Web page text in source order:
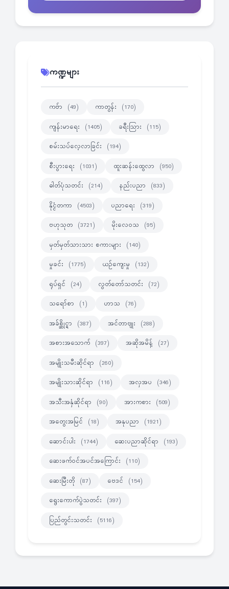
ကဏ္ဍများ
ကဗ်ာ (49) ကာတွန်း (170)
ကျန်းမာရေး (1405) ခရီးသြား (115)
စမ်းသပ်လေ့လာခြင်း (194)
စီးပွားရေး (1031) ထူးဆန်းထွေလာ (950)
ဓါတ်ပုံသတင်း (214) နည်းပညာ (833)
နိုင္ငံတကာ (4503) ပညာရေး (319)
ဗဟုသုတ (3721) မိုးလေဝသ (95)
မှတ်မှတ်သားသား စကားများ (140)
မှုခင်း (1775) ယဉ်ကျေးမှု (132)
ရုပ်ရှင် (24) လွတ်တော်သတင်း (72)
သရော်စာ (1) ဟာသ (76)
အခ်စ္ဆိုင္ရာ (387) အင်တာဗျုး (288)
အစားအသောက် (397) အဆိုအမိန့် (27)
အမျိုးသမီးဆိုင်ရာ (260)
အမျိုးသားဆိုင်ရာ (116) အလှအပ (346)
အသီးအနှံဆိုင်ရာ (90) အားကစား (509)
အတွေးအမြင် (18) အနုပညာ (1921)
ဆောင်းပါး (1744) ဆေးပညာဆိုင်ရာ (193)
ဆေးဖက်ဝင်အပင်အကြောင်း (110)
ဆေးမြီးတို (87) ဗေဒင် (154)
ရွေးကောက်ပွဲသတင်း (397)
ပြည်တွင်းသတင်း (5116)